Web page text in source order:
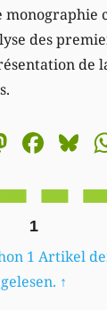
monographie
des
de
1
1 Artikel
gelesen. ↑